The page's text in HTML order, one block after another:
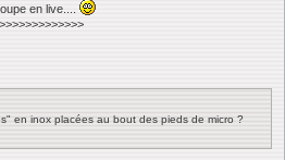
en live....
en inox placées au bout des pieds de micro ?